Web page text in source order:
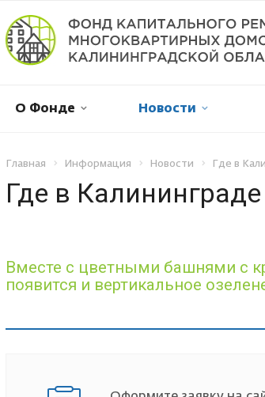
О Фонде Новости
Главная Информация Новости Где в
Где в
Вместе с цветными башнями с
появится и вертикальное